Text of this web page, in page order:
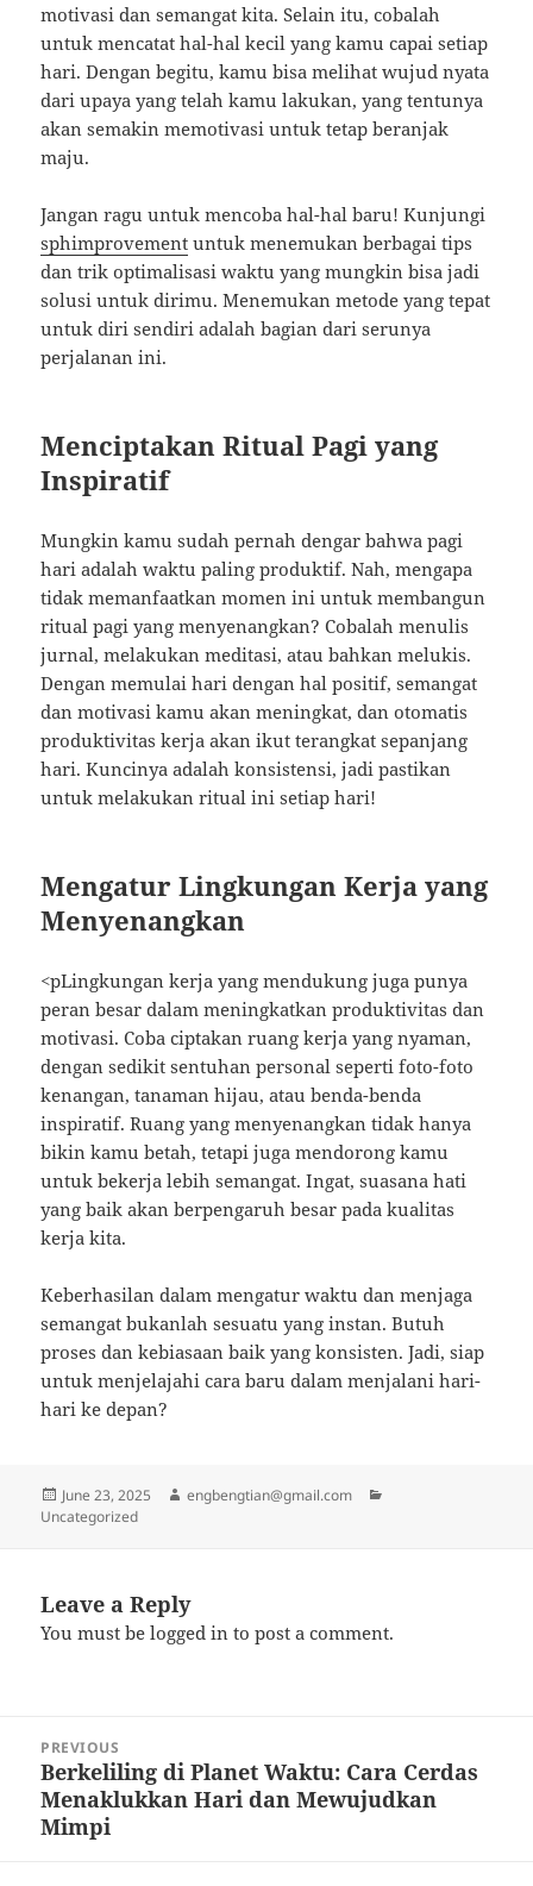
motivasi dan semangat kita. Selain itu, cobalah
untuk mencatat hal-hal kecil yang kamu capai setiap
hari. Dengan begitu, kamu bisa melihat wujud nyata
dari upaya yang telah kamu lakukan, yang tentunya
akan semakin memotivasi untuk tetap beranjak
maju.
Jangan ragu untuk mencoba hal-hal baru! Kunjungi
sphimprovement untuk menemukan berbagai tips
dan trik optimalisasi waktu yang mungkin bisa jadi
solusi untuk dirimu. Menemukan metode yang tepat
untuk diri sendiri adalah bagian dari serunya
perjalanan ini.
Menciptakan Ritual Pagi yang
Inspiratif
Mungkin kamu sudah pernah dengar bahwa pagi
hari adalah waktu paling produktif. Nah, mengapa
tidak memanfaatkan momen ini untuk membangun
ritual pagi yang menyenangkan? Cobalah menulis
jurnal, melakukan meditasi, atau bahkan melukis.
Dengan memulai hari dengan hal positif, semangat
dan motivasi kamu akan meningkat, dan otomatis
produktivitas kerja akan ikut terangkat sepanjang
hari. Kuncinya adalah konsistensi, jadi pastikan
untuk melakukan ritual ini setiap hari!
Mengatur Lingkungan Kerja yang
Menyenangkan
<pLingkungan kerja yang mendukung juga punya
peran besar dalam meningkatkan produktivitas dan
motivasi. Coba ciptakan ruang kerja yang nyaman,
dengan sedikit sentuhan personal seperti foto-foto
kenangan, tanaman hijau, atau benda-benda
inspiratif. Ruang yang menyenangkan tidak hanya
bikin kamu betah, tetapi juga mendorong kamu
untuk bekerja lebih semangat. Ingat, suasana hati
yang baik akan berpengaruh besar pada kualitas
kerja kita.
Keberhasilan dalam mengatur waktu dan menjaga
semangat bukanlah sesuatu yang instan. Butuh
proses dan kebiasaan baik yang konsisten. Jadi, siap
untuk menjelajahi cara baru dalam menjalani hari-
hari ke depan?
Posted
on
June 23, 2025 Author
engbengtian@gmail.com
Uncategorized
Leave a Reply
You must belogged in to post a comment.
navigation
PREVIOUS
Previous
post:
Berkeliling di Planet Waktu: Cara Cerdas
Menaklukkan Hari dan Mewujudkan
Mimpi